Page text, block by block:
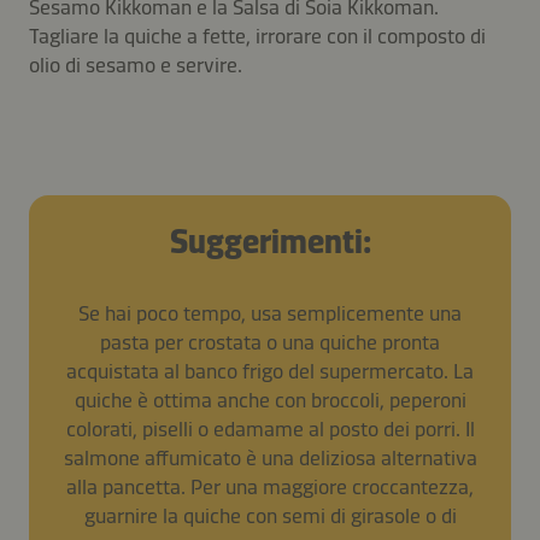
Sesamo Kikkoman e la Salsa di Soia Kikkoman.
Tagliare la quiche a fette, irrorare con il composto di
olio di sesamo e servire.
Suggerimenti:
Se hai poco tempo, usa semplicemente una
pasta per crostata o una quiche pronta
acquistata al banco frigo del supermercato. La
quiche è ottima anche con broccoli, peperoni
colorati, piselli o edamame al posto dei porri. Il
salmone affumicato è una deliziosa alternativa
alla pancetta. Per una maggiore croccantezza,
guarnire la quiche con semi di girasole o di